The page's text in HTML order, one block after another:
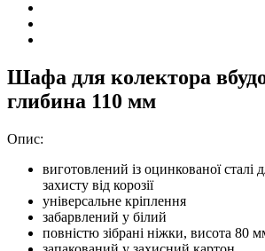
Шафа для колектора
глибина 110 мм
Опис:
виготовлений із оцинкованої сталі
захисту від корозії
універсальне кріплення
забарвлений у білий
повністю зібрані ніжки, висота 80